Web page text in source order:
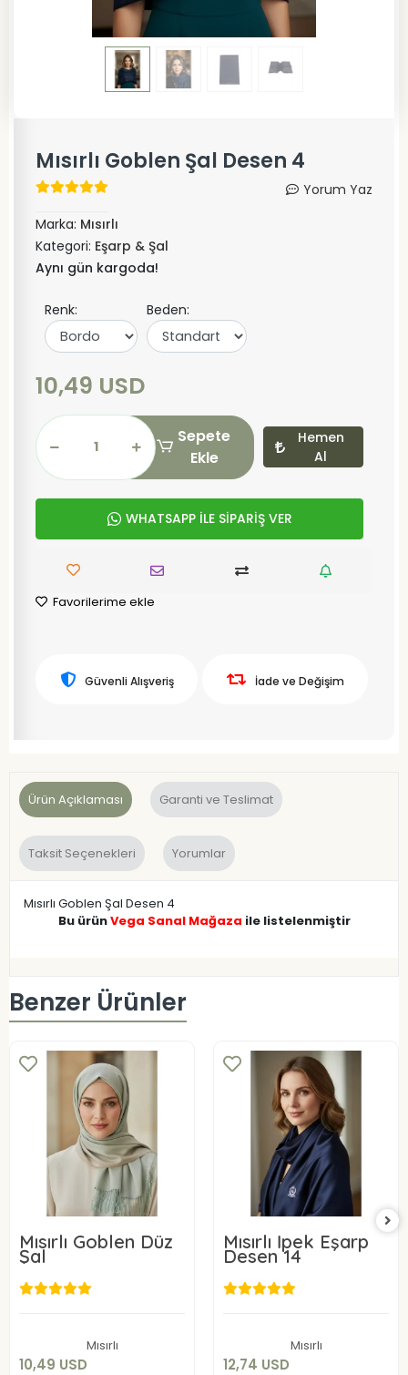
Mısırlı Goblen Şal Desen 4
Yorum Yaz
Marka: Mısırlı
Kategori: Eşarp & Şal
Aynı gün kargoda!
Renk: Beden:
10,49 USD
Sepete
Ekle
Hemen
Al
WHATSAPP İLE SİPARİŞ VER
Favorilerime ekle
Güvenli Alışveriş İade ve Değişim
Ürün Açıklaması Garanti ve Teslimat
Taksit Seçenekleri Yorumlar
Mısırlı Goblen Şal Desen 4
Bu ürünVega Sanal Mağaza ile listelenmiştir
Benzer Ürünler
Mısırlı Goblen Düz
Şal
Mısırlı
10,49 USD
10,49 USD
Mısırlı İpek Eşarp
Desen 14
Mısırlı
12,74 USD
12,74 USD